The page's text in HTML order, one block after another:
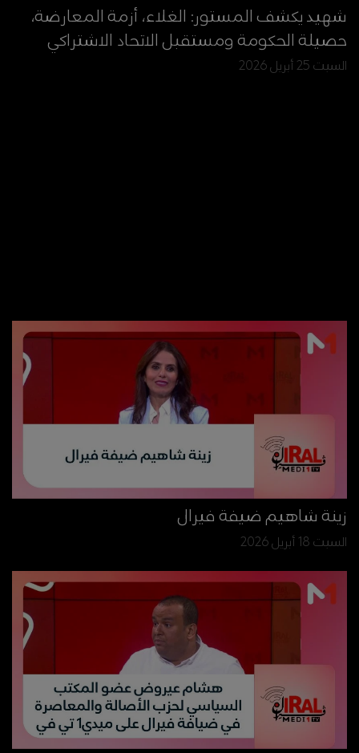
شهيد يكشف المستور: الغلاء، أزمة المعارضة،
حصيلة الحكومة ومستقبل الاتحاد الاشتراكي
السبت 25 أبريل 2026
زينة شاهيم ضيفة فيرال
السبت 18 أبريل 2026